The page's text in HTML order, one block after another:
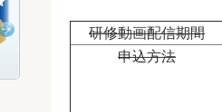
研修動画配信期間
申込方法